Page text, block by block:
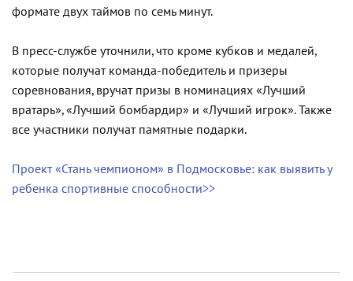
формате двух таймов по семь минут.
В пресс-службе уточнили, что кроме кубков и медалей,
которые получат команда-победитель и призеры
соревнования, вручат призы в номинациях «Лучший
вратарь», «Лучший бомбардир» и «Лучший игрок». Также
все участники получат памятные подарки.
Проект «Стань чемпионом» в Подмосковье: как выявить у
ребенка спортивные способности>>